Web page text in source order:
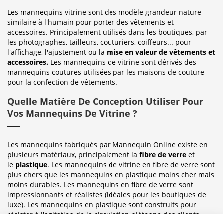
Les mannequins vitrine sont des modèle grandeur nature
similaire à l'humain pour porter des vêtements et
accessoires. Principalement utilisés dans les boutiques, par
les photographes, tailleurs, couturiers, coiffeurs... pour
l'affichage, l'ajustement ou la mise en valeur de vêtements et
accessoires. Les mannequins de vitrine sont dérivés des
mannequins coutures utilisées par les maisons de couture
pour la confection de vêtements.
Quelle Matière De Conception Utiliser Pour
Vos Mannequins De Vitrine ?
Les mannequins fabriqués par Mannequin Online existe en
plusieurs matériaux, principalement la fibre de verre et
le plastique. Les mannequins de vitrine en fibre de verre sont
plus chers que les mannequins en plastique moins cher mais
moins durables. Les mannequins en fibre de verre sont
impressionnants et réalistes (idéales pour les boutiques de
luxe). Les mannequins en plastique sont construits pour